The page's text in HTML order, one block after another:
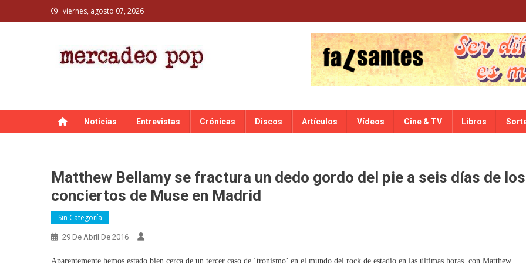
to
viernes, agosto 07, 2026
Noticias Entrevistas Crónicas Discos Artículos Vídeos Cine & TV Libros
Matthew Bellamy se fractura un dedo gordo del pie a seis días de los
conciertos de Muse en Madrid
Sin Categoría
29 De Abril De 2016
Aparentemente hemos estado bien cerca de un tercer caso de ‘tronismo’ en el mundo del rock de estadio en las últimas horas, con Matthew